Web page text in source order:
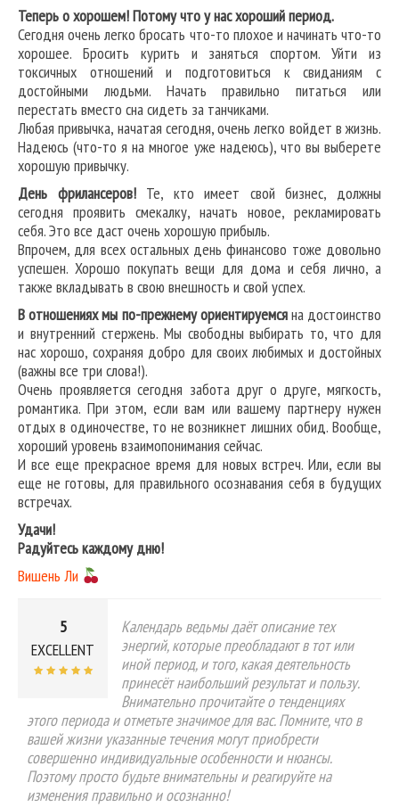
Теперь о хорошем! Потому что у нас хороший период.
Сегодня очень легко бросать что-то плохое и начинать что-то
хорошее. Бросить курить и заняться спортом. Уйти из
токсичных отношений и подготовиться к свиданиям с
достойными людьми. Начать правильно питаться или
перестать вместо сна сидеть за танчиками.
Любая привычка, начатая сегодня, очень легко войдет в жизнь.
Надеюсь (что-то я на многое уже надеюсь), что вы выберете
хорошую привычку.
День фрилансеров!Те, кто имеет свой бизнес, должны
сегодня проявить смекалку, начать новое, рекламировать
себя. Это все даст очень хорошую прибыль.
Впрочем, для всех остальных день финансово тоже довольно
успешен. Хорошо покупать вещи для дома и себя лично, а
также вкладывать в свою внешность и свой успех.
В отношениях мы по-прежнему ориентируемсяна достоинство
и внутренний стержень. Мы свободны выбирать то, что для
нас хорошо, сохраняя добро для своих любимых и достойных
(важны все три слова!).
Очень проявляется сегодня забота друг о друге, мягкость,
романтика. При этом, если вам или вашему партнеру нужен
отдых в одиночестве, то не возникнет лишних обид. Вообще,
хороший уровень взаимопонимания сейчас.
И все еще прекрасное время для новых встреч. Или, если вы
еще не готовы, для правильного осознавания себя в будущих
встречах.
Удачи!
Радуйтесь каждому дню!
Вишень Ли
5
EXCELLENT
Календарь ведьмы даёт описание тех
энергий, которые преобладают в тот или
иной период, и того, какая деятельность
принесёт наибольший результат и пользу.
Внимательно прочитайте о тенденциях
этого периода и отметьте значимое для вас. Помните, что в
вашей жизни указанные течения могут приобрести
совершенно индивидуальные особенности и нюансы.
Поэтому просто будьте внимательны и реагируйте на
изменения правильно и осознанно!